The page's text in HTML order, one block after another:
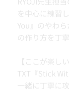
を中心に練習
You』のやわ
の作り方を丁
【ここが楽しい
TXT『Stick
一緒に丁寧に